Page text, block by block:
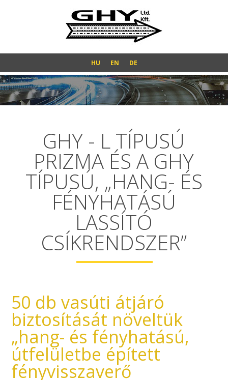
HU EN DE
GHY - L TÍPUSÚ
PRIZMA ÉS A GHY
TÍPUSÚ, „HANG- ÉS
FÉNYHATÁSÚ
LASSÍTÓ
CSÍKRENDSZER”
50 db vasúti átjáró
biztosítását növeltük
„hang- és fényhatású,
útfelületbe épített
fényvisszaverő